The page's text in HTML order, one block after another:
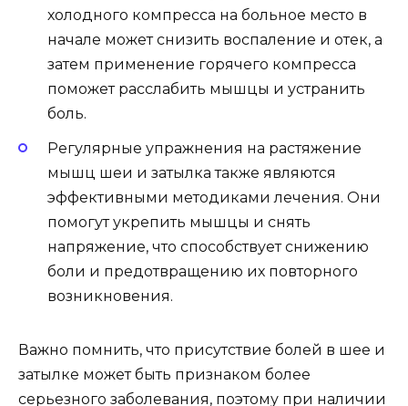
холодного компресса на больное место в
начале может снизить воспаление и отек, а
затем применение горячего компресса
поможет расслабить мышцы и устранить
боль.
Регулярные упражнения на растяжение
мышц шеи и затылка также являются
эффективными методиками лечения. Они
помогут укрепить мышцы и снять
напряжение, что способствует снижению
боли и предотвращению их повторного
возникновения.
Важно помнить, что присутствие болей в шее и
затылке может быть признаком более
серьезного заболевания, поэтому при наличии